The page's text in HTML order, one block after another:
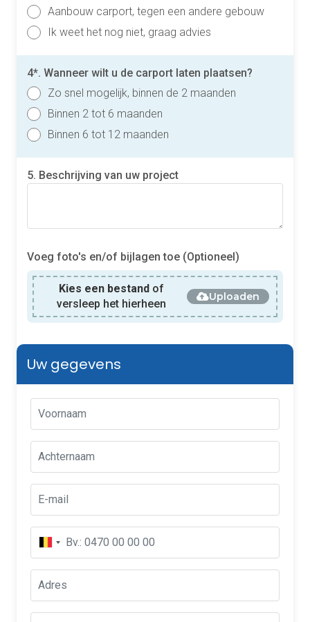
Aanbouw carport, tegen een andere gebouw
Ik weet het nog niet, graag advies
4*. Wanneer wilt u de carport laten plaatsen?
Zo snel mogelijk, binnen de 2 maanden
Binnen 2 tot 6 maanden
Binnen 6 tot 12 maanden
5. Beschrijving van uw project
Voeg foto's en/of bijlagen toe (Optioneel)
Kies een bestand of
versleep het hierheen
Uploaden
Uw gegevens